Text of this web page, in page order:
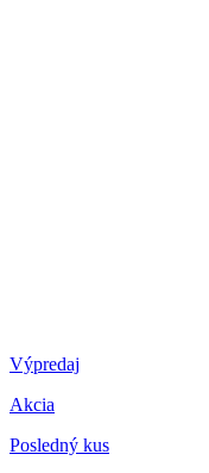
Výpredaj
Akcia
Posledný kus